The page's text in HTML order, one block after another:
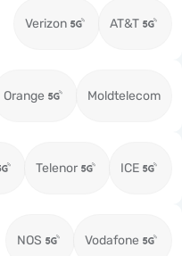
Verizon AT&T
Orange Moldtelecom
Telenor ICE
NOS Vodafone